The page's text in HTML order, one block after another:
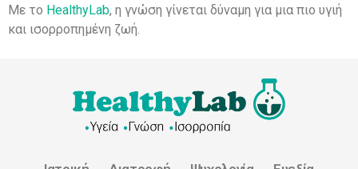
Με το HealthyLab, η γνώση γίνεται δύναμη για μια πιο υγιή
και ισορροπημένη ζωή.